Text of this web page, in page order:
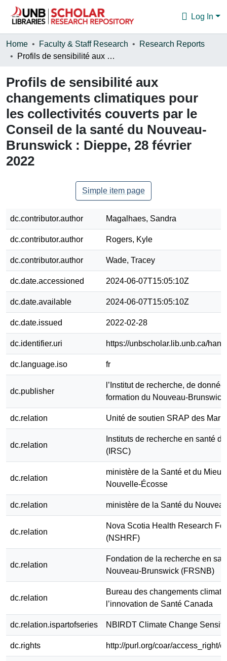
Log In
Communities & Collections
Statistics
About
Home Faculty & Staff Research
Research Reports
Profils de sensibilité aux changements climatiques pour les collectivités couverts par le Conseil de la santé du Nouveau-Brunswick : Dieppe, 28 février 2022
Profils de sensibilité aux
changements climatiques pour
les collectivités couverts par le
Conseil de la santé du Nouveau-
Brunswick : Dieppe, 28 février
2022
Simple item page
dc.contributor.author Magalhaes, Sandra
dc.contributor.author Rogers, Kyle
dc.contributor.author Wade, Tracey
dc.date.accessioned 2024-06-07T15:05:10Z
dc.date.available 2024-06-07T15:05:10Z
dc.date.issued 2022-02-28
dc.identifier.uri https://unbscholar.lib.unb.ca/
dc.language.iso fr
dc.publisher
l’Institut de recherche, de
formation du Nouveau-Brunswick
dc.relation Unité de soutien SRAP des
dc.relation
Instituts de recherche en santé
(IRSC)
dc.relation
ministère de la Santé et du
Nouvelle-Écosse
dc.relation ministère de la Santé du
dc.relation
Nova Scotia Health Research
(NSHRF)
dc.relation
Fondation de la recherche en
Nouveau-Brunswick (FRSNB)
dc.relation
Bureau des changements
l’innovation de Santé Canada
dc.relation.ispartofseries NBIRDT Climate Change
dc.rights http://purl.org/coar/access_right/